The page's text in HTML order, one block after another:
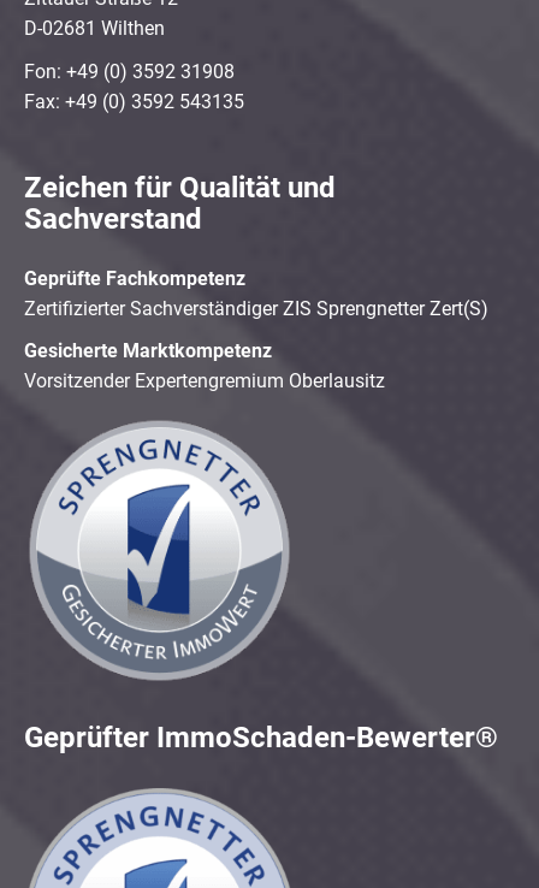
D-02681 Wilthen
Fon: +49 (0) 3592 31908
Fax: +49 (0) 3592 543135
Zeichen für Qualität und
Sachverstand
Geprüfte Fachkompetenz
Zertifizierter Sachverständiger ZIS Sprengnetter Zert(S)
Gesicherte Marktkompetenz
Vorsitzender Expertengremium Oberlausitz
Geprüfter ImmoSchaden-Bewerter®